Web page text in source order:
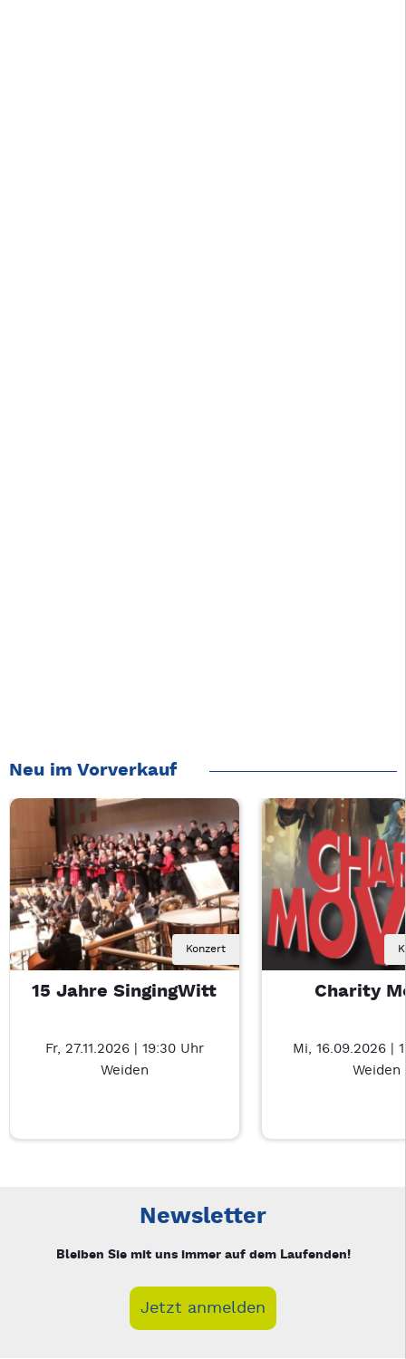
Neu im Vorverkauf
Konzert
15 Jahre SingingWitt
Fr, 27.11.2026 | 19:30 Uhr
Weiden
Charity
Mi, 16.09.2026 |
Weiden
Newsletter
Bleiben Sie mit uns immer auf dem Laufenden!
Jetzt anmelden